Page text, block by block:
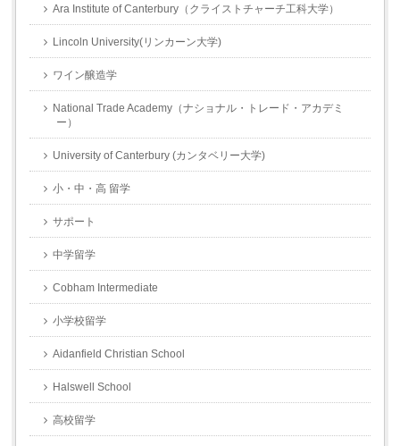
Ara Institute of Canterbury（クライストチャーチ工科大学）
Lincoln University(リンカーン大学)
ワイン醸造学
National Trade Academy（ナショナル・トレード・アカデミ
ー）
University of Canterbury (カンタベリー大学)
小・中・高 留学
サポート
中学留学
Cobham Intermediate
小学校留学
Aidanfield Christian School
Halswell School
高校留学